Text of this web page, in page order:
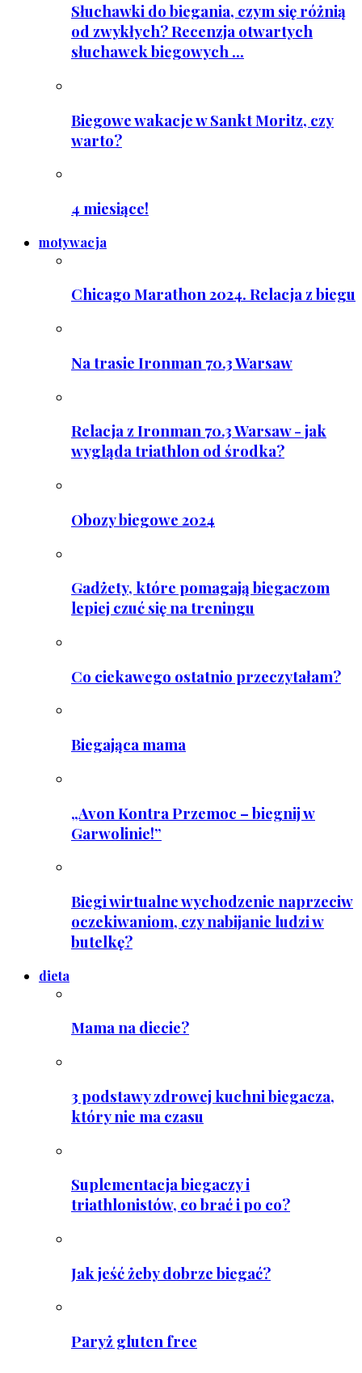
Słuchawki do biegania, czym się różnią
od zwykłych? Recenzja otwartych
słuchawek biegowych ...
Biegowe wakacje w Sankt Moritz, czy
warto?
4 miesiące!
motywacja
Chicago Marathon 2024. Relacja z biegu
Na trasie Ironman 70.3 Warsaw
Relacja z Ironman 70.3 Warsaw - jak
wygląda triathlon od środka?
Obozy biegowe 2024
Gadżety, które pomagają biegaczom
lepiej czuć się na treningu
Co ciekawego ostatnio przeczytałam?
Biegająca mama
„Avon Kontra Przemoc – biegnij w
Garwolinie!”
Biegi wirtualne wychodzenie naprzeciw
oczekiwaniom, czy nabijanie ludzi w
butelkę?
dieta
Mama na diecie?
3 podstawy zdrowej kuchni biegacza,
który nie ma czasu
Suplementacja biegaczy i
triathlonistów, co brać i po co?
Jak jeść żeby dobrze biegać?
Paryż gluten free